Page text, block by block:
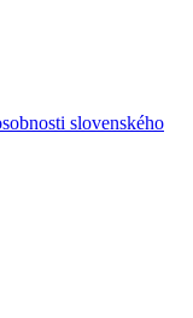
slovenského